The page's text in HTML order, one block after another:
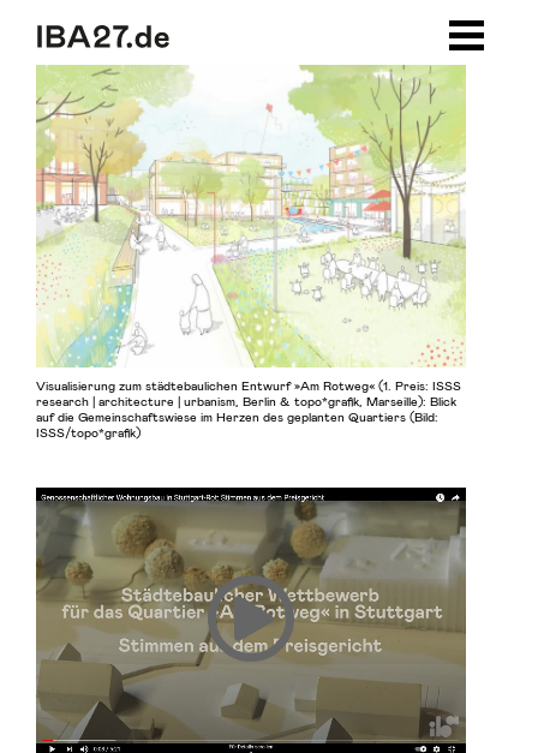
Visualisierung zum städtebaulichen Entwurf »Am Rotweg« (1. Preis: ISSS
research | architecture | urbanism, Berlin & topo*grafik, Marseille): Blick
auf die Gemeinschaftswiese im Herzen des geplanten Quartiers (Bild:
ISSS/topo*grafik)